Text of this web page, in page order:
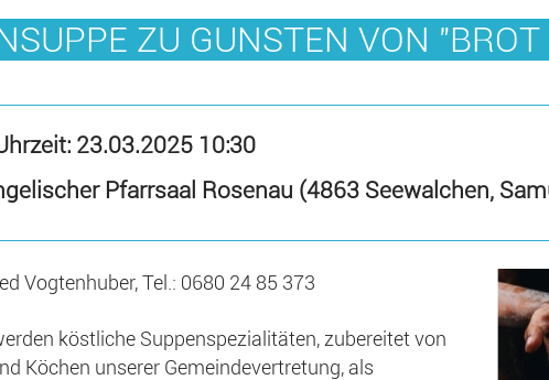
ZU GUNSTEN VON
23.03.2025 10:30
Pfarrsaal Rosenau (4863 Seewalchen,
Vogtenhuber, Tel.: 0680 24 85 373
köstliche Suppenspezialitäten, zubereitet von
Köchen unserer Gemeindevertretung, als